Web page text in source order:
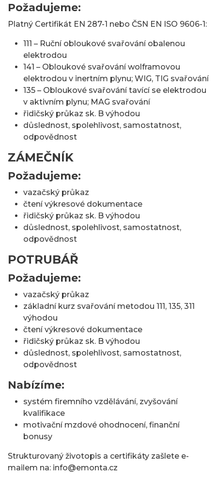
Požadujeme:
Platný Certifikát EN 287-1 nebo ČSN EN ISO 9606-1:
111 – Ruční obloukové svařování obalenou
elektrodou
141 – Obloukové svařování wolframovou
elektrodou v inertním plynu; WIG, TIG svařování
135 – Obloukové svařování tavící se elektrodou
v aktivním plynu; MAG svařování
řidičský průkaz sk. B výhodou
důslednost, spolehlivost, samostatnost,
odpovědnost
ZÁMEČNÍK
Požadujeme:
vazačský průkaz
čtení výkresové dokumentace
řidičský průkaz sk. B výhodou
důslednost, spolehlivost, samostatnost,
odpovědnost
POTRUBÁŘ
Požadujeme:
vazačský průkaz
základní kurz svařování metodou 111, 135, 311
výhodou
čtení výkresové dokumentace
řidičský průkaz sk. B výhodou
důslednost, spolehlivost, samostatnost,
odpovědnost
Nabízíme:
systém firemního vzdělávání, zvyšování
kvalifikace
motivační mzdové ohodnocení, finanční
bonusy
Strukturovaný životopis a certifikáty zašlete e-
mailem na: info@emonta.cz